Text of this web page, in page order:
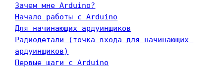
Зачем мне Arduino?
Начало работы с Arduino
Для начинающих ардуинщиков
Радиодетали (точка входа для начинающих
ардуинщиков)
Первые шаги с Arduino